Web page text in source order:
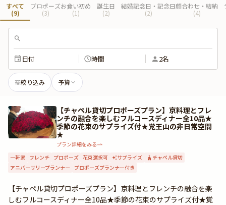
すべて
(9)
プロポーズ
(3)
お食い初め
(1)
誕生日
(2)
結婚記念日・記念日
(2)
顔合わせ・結納
(4)
日付 時間 2名
絞り込み 予算
【チャペル貸切プロポーズプラン】京料理とフレ
ンチの融合を楽しむフルコースディナー全10品★
季節の花束のサプライズ付★覚王山の非日常空間
★
プラン詳細をみる
一軒家 フレンチ プロポーズ 花束選択可 サプライズ
チャペル貸切
アニバーサリープランナー
プロポーズプランナー付き
【チャペル貸切プロポーズプラン】京料理とフレンチの融合を楽
しむフルコースディナー全10品★季節の花束のサプライズ付★覚